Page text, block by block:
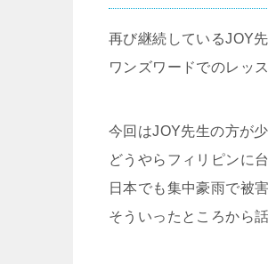
再び継続しているJOY
ワンズワードでのレッ
今回はJOY先生の方が
どうやらフィリピンに
日本でも集中豪雨で被
そういったところから